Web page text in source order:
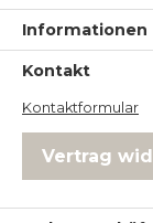
Informationen
Kontakt
Kontaktformular
Vertrag